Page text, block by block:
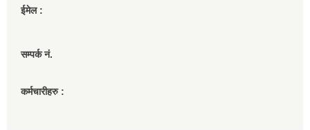
ईमेल :
सम्पर्क नं.
कर्मचारीहरु :